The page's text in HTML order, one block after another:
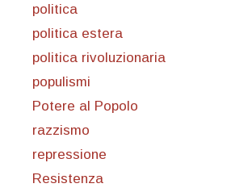
politica
politica estera
politica rivoluzionaria
populismi
Potere al Popolo
razzismo
repressione
Resistenza